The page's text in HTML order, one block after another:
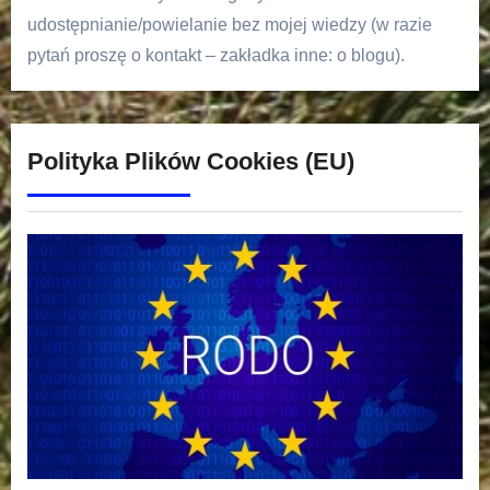
udostępnianie/powielanie bez mojej wiedzy (w razie
pytań proszę o kontakt – zakładka inne: o blogu).
Polityka Plików Cookies (EU)